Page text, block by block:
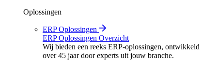
Oplossingen
ERP Oplossingen
ERP Oplossingen Overzicht
Wij bieden een reeks ERP-oplossingen, ontwikkeld
over 45 jaar door experts uit jouw branche.